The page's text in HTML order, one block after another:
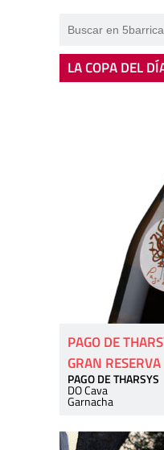
LA COPA DEL
PAGO DE
GRAN RESERVA
PAGO DE THARSYS
DO Cava
Garnacha